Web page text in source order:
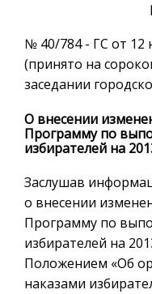
№ 40/784 - ГС от 12
(принято на
заседании
О внесении
Программу по
избирателей на
Заслушав
о внесении
Программу по
избирателей на
Положением «Об
наказами